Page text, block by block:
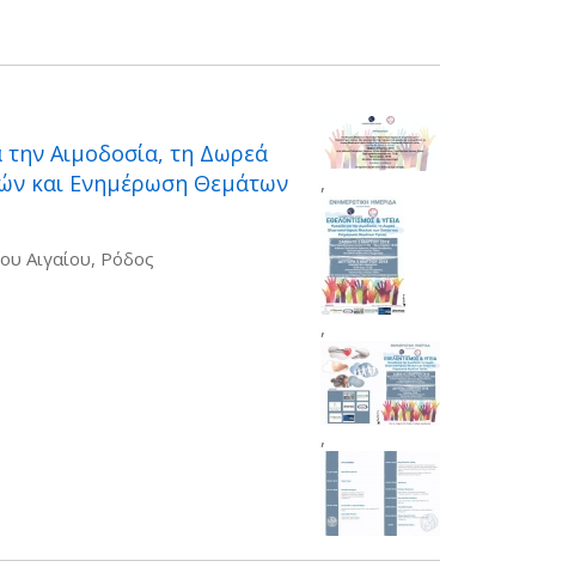
,
,
,
την Αιμοδοσία, τη Δωρεά
και Ενημέρωση Θεμάτων
Αιγαίου, Ρόδος